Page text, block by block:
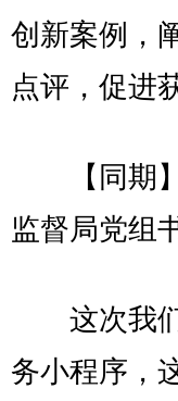
创新案例，
点评，促进
【同期】
监督局党组
这次我们
务小程序，